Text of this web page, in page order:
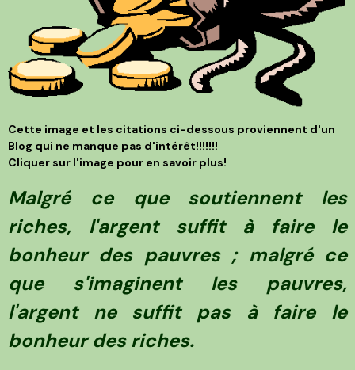
Cette image et les citations ci-dessous proviennent d'un
Blog qui ne manque pas d'intérêt!!!!!!!
Cliquer sur l'image pour en savoir plus!
Malgré ce que soutiennent les
riches, l'argent suffit à faire le
bonheur des pauvres ; malgré ce
que s'imaginent les pauvres,
l'argent ne suffit pas à faire le
bonheur des riches.